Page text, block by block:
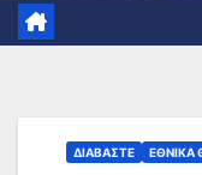
ΔΙΑΒΆΣΤΕ ΕΘΝΙΚΆ